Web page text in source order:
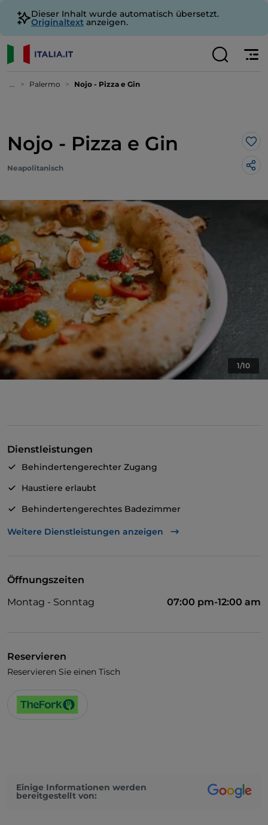
Dieser Inhalt wurde automatisch übersetzt.
Originaltext anzeigen.
... Palermo Nojo - Pizza e Gin
Nojo - Pizza e Gin
Neapolitanisch
1/10
Dienstleistungen
Behindertengerechter Zugang
Haustiere erlaubt
Behindertengerechtes Badezimmer
Cocktail
Weitere Dienstleistungen anzeigen
Öffnungszeiten
Montag - Sonntag
07:00 pm-12:00 am
Reservieren
Reservieren Sie einen Tisch
Einige Informationen werden
bereitgestellt von: